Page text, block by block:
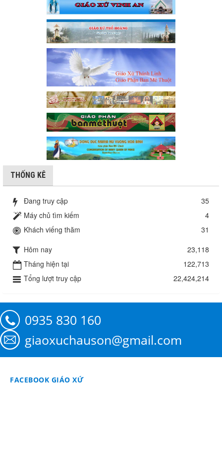
THỐNG KÊ
Đang truy cập
35
Máy chủ tìm kiếm
4
Khách viếng thăm
31
Hôm nay
23,118
Tháng hiện tại
122,713
Tổng lượt truy cập
22,424,214
0935 830 160
giaoxuchauson@gmail.com
FACEBOOK GIÁO XỨ